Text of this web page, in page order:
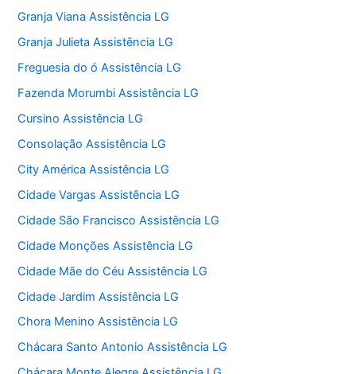
Granja Viana Assistência LG
Granja Julieta Assistência LG
Freguesia do ó Assistência LG
Fazenda Morumbi Assistência LG
Cursino Assistência LG
Consolação Assistência LG
City América Assistência LG
Cidade Vargas Assistência LG
Cidade São Francisco Assistência LG
Cidade Monções Assistência LG
Cidade Mãe do Céu Assistência LG
Cidade Jardim Assistência LG
Chora Menino Assistência LG
Chácara Santo Antonio Assistência LG